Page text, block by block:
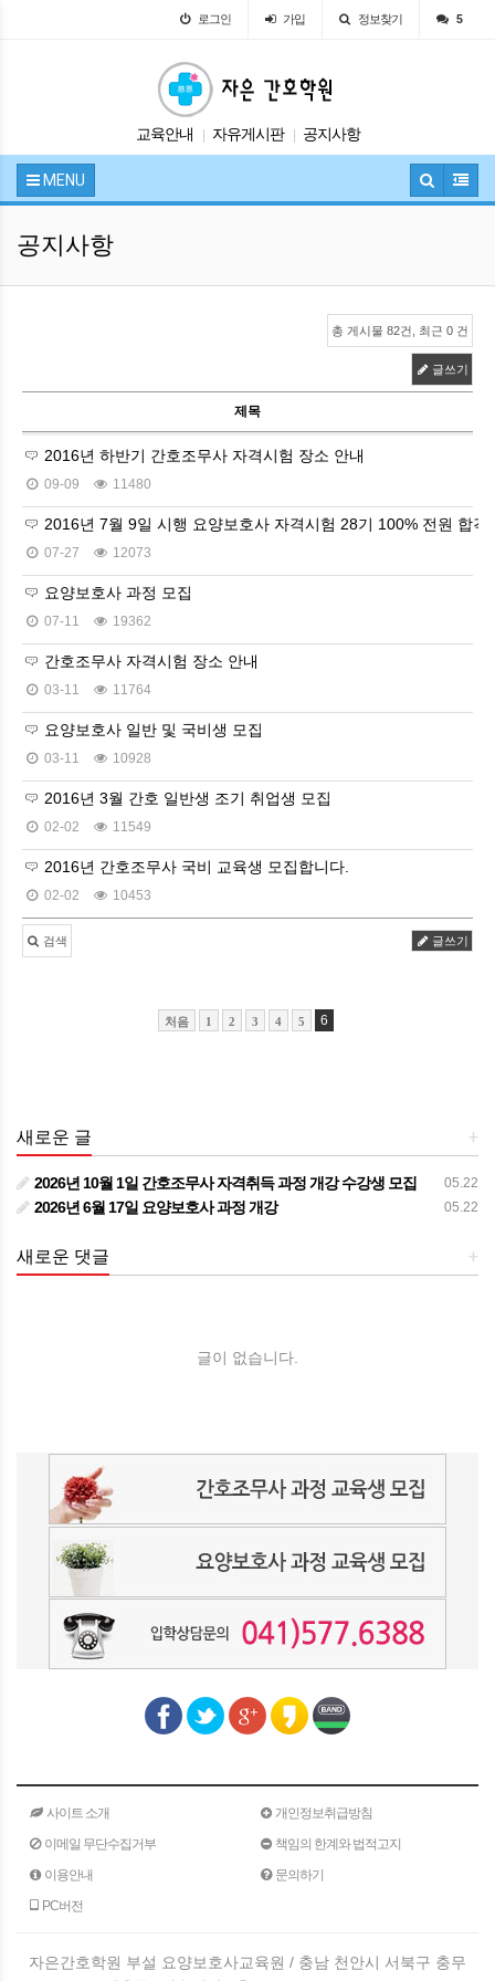
로그인 가입 정보찾기 5
교육안내 자유게시판 공지사항
시험정보
입학안내
MENU
공지사항
총 게시물 82건, 최근 0 건
글쓰기
제목
2016년 하반기 간호조무사 자격시험 장소 안내
09-09 11480
2016년 7월 9일 시행 요양보호사 자격시험 28기 100% 전원 합격
07-27 12073
요양보호사 과정 모집
07-11 19362
간호조무사 자격시험 장소 안내
03-11 11764
요양보호사 일반 및 국비생 모집
03-11 10928
2016년 3월 간호 일반생 조기 취업생 모집
02-02 11549
2016년 간호조무사 국비 교육생 모집합니다.
02-02 10453
검색 글쓰기
처음 1 2 3 4 5 6
+
새로운 글
05.22
2026년 10월 1일 간호조무사 자격취득 과정 개강 수강생 모집
05.22
2026년 6월 17일 요양보호사 과정 개강
+
새로운 댓글
글이 없습니다.
사이트 소개
개인정보취급방침
이메일 무단수집거부
책임의 한계와 법적고지
이용안내
문의하기
PC버전
자은간호학원 부설 요양보호사교육원 / 충남 천안시 서북구 충무